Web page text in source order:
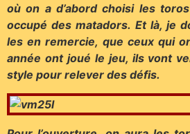
où on a d’abord choisi les
occupé des matadors. Et là, je
les en remercie, que ceux qui
année ont joué le jeu, ils vont
style pour relever des défis.